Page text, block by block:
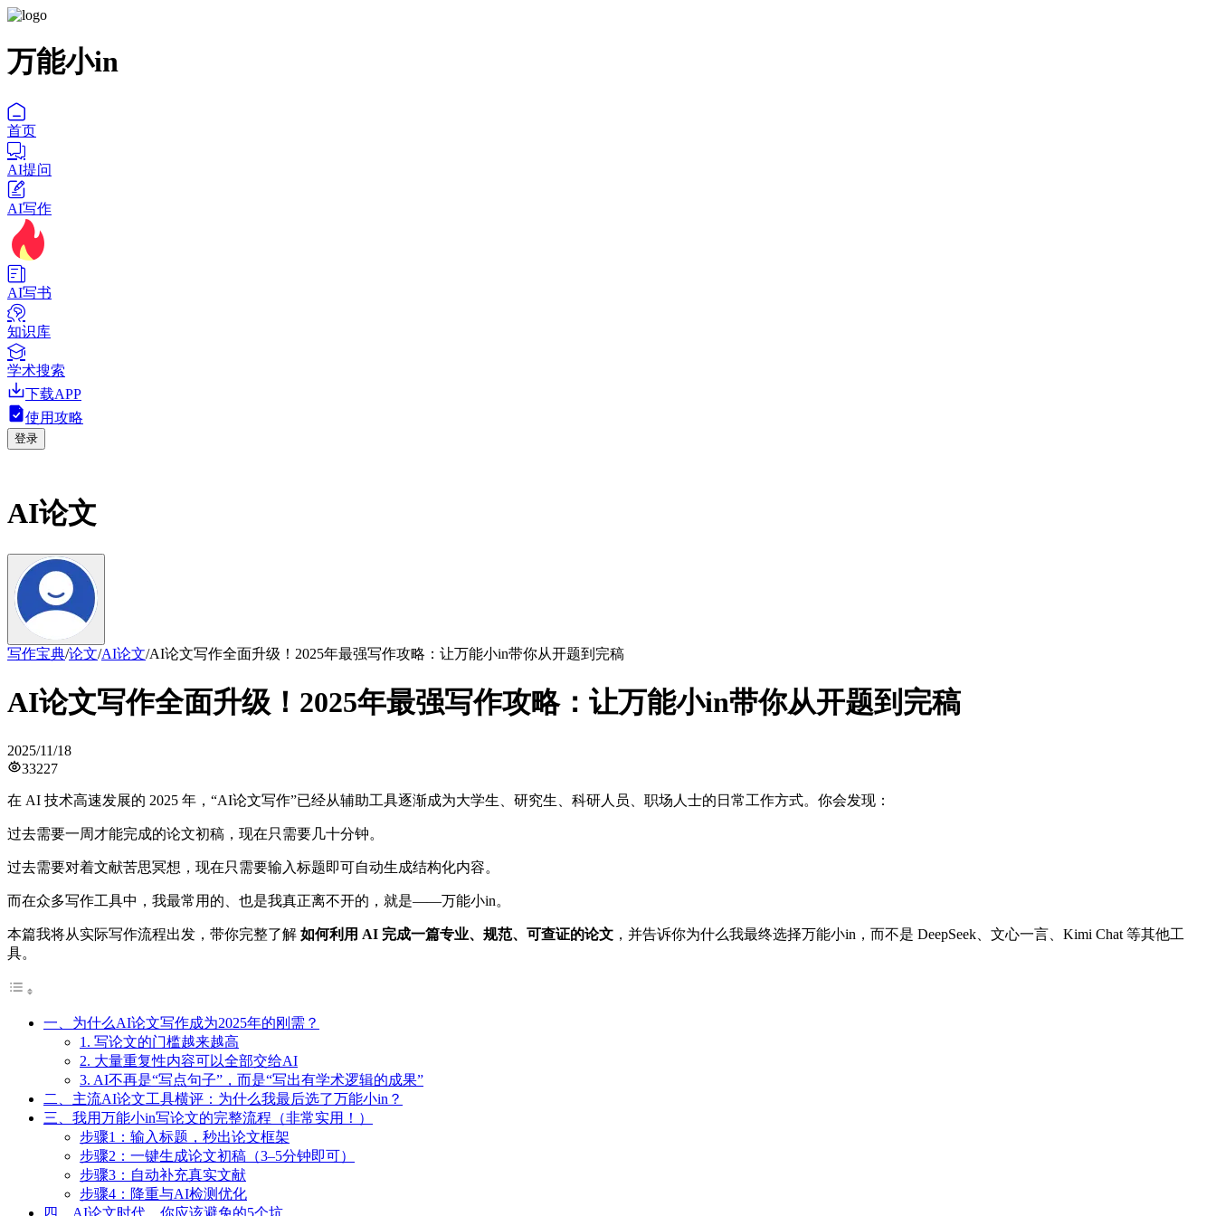
万能小in
首页
AI提问
AI写作
AI写书
知识库
学术搜索
下载APP
使用攻略
登录
AI论文
写作宝典/论文/AI论文/AI论文写作全面升级！2025年最强写作攻略：让万能小in带你从开题到完稿
AI论文写作全面升级！2025年最强写作攻略：让万能小in带你从开题到完稿
2025/11/18
33227
在 AI 技术高速发展的 2025 年，“AI论文写作”已经从辅助工具逐渐成为大学生、研究生、科研人员、职场人士的日常工作方式。你会发现：
过去需要一周才能完成的论文初稿，现在只需要几十分钟。
过去需要对着文献苦思冥想，现在只需要输入标题即可自动生成结构化内容。
而在众多写作工具中，我最常用的、也是我真正离不开的，就是——万能小in。
本篇我将从实际写作流程出发，带你完整了解 如何利用 AI 完成一篇专业、规范、可查证的论文 ，并告诉你为什么我最终选择万能小in，而不是 DeepSeek、文心一言、Kimi Chat 等其他工
具。
一、为什么AI论文写作成为2025年的刚需？
1. 写论文的门槛越来越高
2. 大量重复性内容可以全部交给AI
3. AI不再是“写点句子”，而是“写出有学术逻辑的成果”
二、主流AI论文工具横评：为什么我最后选了万能小in？
三、我用万能小in写论文的完整流程（非常实用！）
步骤1：输入标题，秒出论文框架
步骤2：一键生成论文初稿（3–5分钟即可）
步骤3：自动补充真实文献
步骤4：降重与AI检测优化
四、AI论文时代，你应该避免的5个坑